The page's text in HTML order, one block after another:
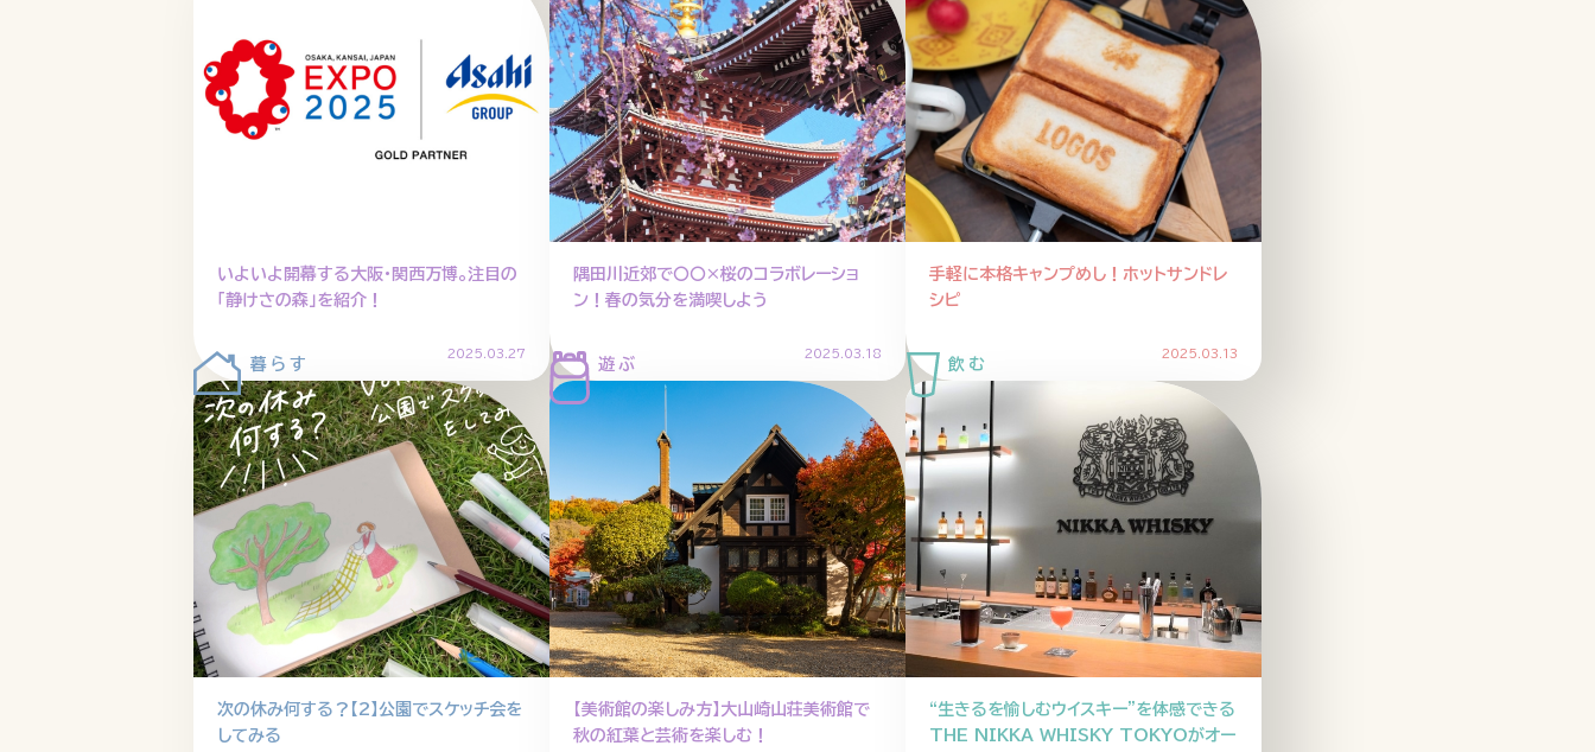
いよいよ開幕する大阪・関西万博。注目の
「静けさの森」を紹介！
2025.03.27
隅田川近郊で〇〇×桜のコラボレーショ
ン！春の気分を満喫しよう
2025.03.18
手軽に本格キャンプめし！ホットサンドレ
シピ
2025.03.13
次の休み何する？【2】公園でスケッチ会を
してみる
【美術館の楽しみ方】大山崎山荘美術館で
秋の紅葉と芸術を楽しむ！
“生きるを愉しむウイスキー”を体感できる
THE NIKKA WHISKY TOKYOがオー